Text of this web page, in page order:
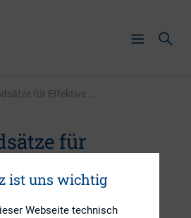
für Effektive ...
für
3.0
ist uns wichtig
Webseite technisch